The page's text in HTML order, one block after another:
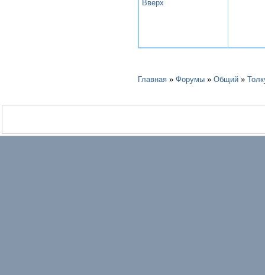
Вверх
Главная » Форумы » Общий »